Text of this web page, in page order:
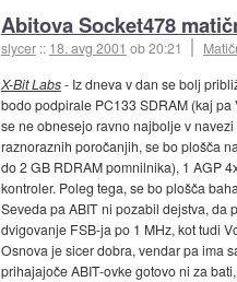
Abitova Socket478
slycer :: 18. avg 2001 ob 20:21
X-Bit Labs- Iz dneva v dan se bolj
bodo podpirale PC133 SDRAM (kaj
se ne obnesejo ravno najbolje v
raznoraznih poročanjih, se bo plošča
do 2 GB RDRAM pomnilnika), 1 AGP
kontroler. Poleg tega, se bo plošča
Seveda pa ABIT ni pozabil dejstva, da
dvigovanje FSB-ja po 1 MHz, kot tudi
Osnova je sicer dobra, vendar pa ima
prihajajoče ABIT-ovke gotovo ni za